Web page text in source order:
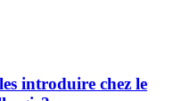
introduire chez le